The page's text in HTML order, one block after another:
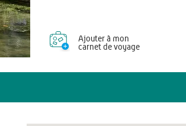
Ajouter à mon
carnet de voyage